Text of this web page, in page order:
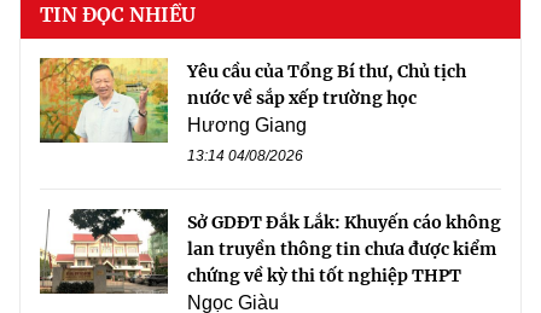
TIN ĐỌC NHIỀU
Yêu cầu của Tổng Bí thư, Chủ tịch
nước về sắp xếp trường học
Hương Giang
13:14 04/08/2026
Sở GDĐT Đắk Lắk: Khuyến cáo không
lan truyền thông tin chưa được kiểm
chứng về kỳ thi tốt nghiệp THPT
Ngọc Giàu